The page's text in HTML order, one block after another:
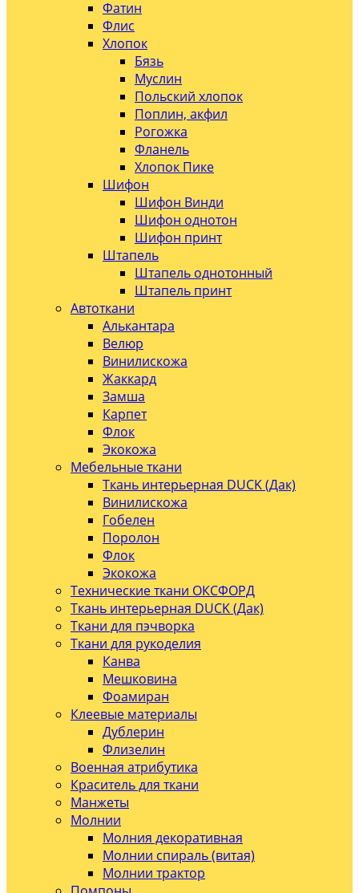
Фатин
Флис
Хлопок
Бязь
Муслин
Польский хлопок
Поплин, акфил
Рогожка
Фланель
Хлопок Пике
Шифон
Шифон Винди
Шифон однотон
Шифон принт
Штапель
Штапель однотонный
Штапель принт
Автоткани
Алькантара
Велюр
Винилискожа
Жаккард
Замша
Карпет
Флок
Экокожа
Мебельные ткани
Ткань интерьерная DUCK (Дак)
Винилискожа
Гобелен
Поролон
Флок
Экокожа
Технические ткани ОКСФОРД
Ткань интерьерная DUCK (Дак)
Ткани для пэчворка
Ткани для рукоделия
Канва
Мешковина
Фоамиран
Клеевые материалы
Дублерин
Флизелин
Военная атрибутика
Краситель для ткани
Манжеты
Молнии
Молния декоративная
Молнии спираль (витая)
Молнии трактор